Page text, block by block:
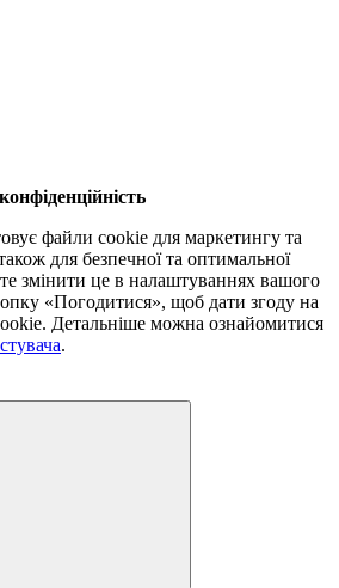
файли cookie для маркетингу та
для безпечної та оптимальної
змінити це в налаштуваннях вашого
«Погодитися», щоб дати згоду на
Детальніше можна ознайомитися
.